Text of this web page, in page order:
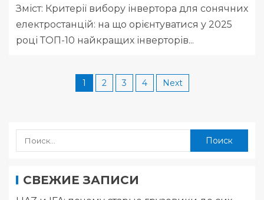
Зміст: Критерії вибору інвертора для сонячних
електростанцій: на що орієнтуватися у 2025
році ТОП-10 найкращих інверторів...
1 2 3 4 Next
СВЕЖИЕ ЗАПИСИ